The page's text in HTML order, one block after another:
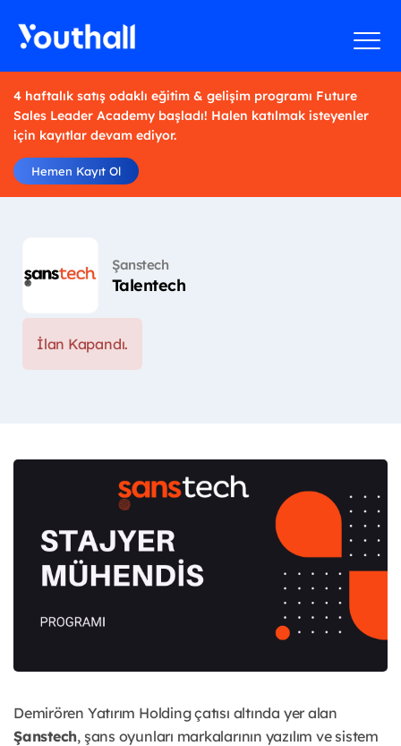
4 haftalık satış odaklı eğitim & gelişim programı Future
Sales Leader Academy başladı! Halen katılmak isteyenler
için kayıtlar devam ediyor.
Hemen Kayıt Ol
Şanstech
Talentech
İlan Kapandı.
Demirören Yatırım Holding çatısı altında yer alan
Şanstech, şans oyunları markalarının yazılım ve sistem